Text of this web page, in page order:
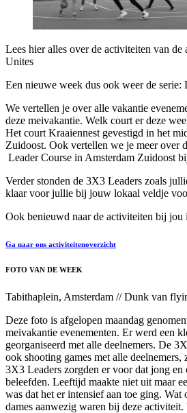
Lees hier alles over de activiteiten van
Unites
Een nieuwe week dus ook weer de
We vertellen je over alle vakantie
deze meivakantie. Welk court er deze
Het court Kraaiennest gevestigd in het
Zuidoost. Ook vertellen we je meer over
Leader Course in Amsterdam Zuidoost
Verder stonden de 3X3 Leaders zoals
klaar voor jullie bij jouw lokaal veldje
Ook benieuwd naar de activiteiten bij jou
Ga naar ons activiteitenoverzicht
FOTO VAN DE WEEK
Tabithaplein, Amsterdam // Dunk van
Deze foto is afgelopen maandag
meivakantie evenementen. Er werd een
georganiseerd met alle deelnemers. De
ook shooting games met alle deelnemers,
3X3 Leaders zorgden er voor dat jong en
beleefden. Leeftijd maakte niet uit maar
was dat het er intensief aan toe ging.
dames aanwezig waren bij deze